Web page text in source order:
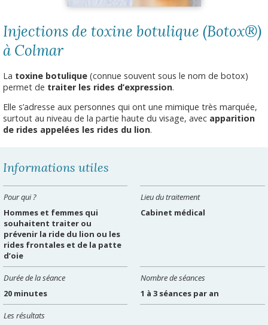
Injections de toxine botulique (Botox®)
à Colmar
La toxine botulique (connue souvent sous le nom de botox)
permet de traiter les rides d’expression.
Elle s’adresse aux personnes qui ont une mimique très marquée,
surtout au niveau de la partie haute du visage, avec apparition
de rides appelées les rides du lion.
Informations utiles
Pour qui ?
Hommes et femmes qui
souhaitent traiter ou
prévenir la ride du lion ou les
rides frontales et de la patte
d’oie
Lieu du traitement
Cabinet médical
Durée de la séance
20 minutes
Nombre de séances
1 à 3 séances par an
Les résultats